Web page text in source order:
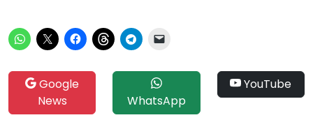
Google
News
WhatsApp
YouTube